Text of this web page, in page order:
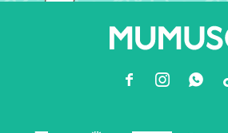
  